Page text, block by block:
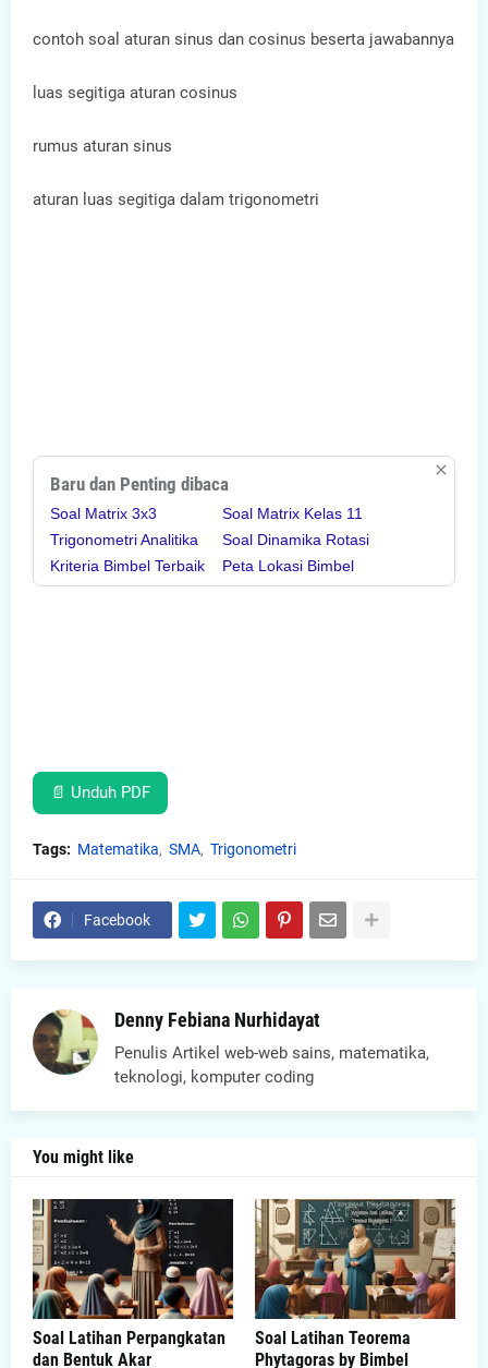
contoh soal aturan sinus dan cosinus beserta jawabannya
luas segitiga aturan cosinus
rumus aturan sinus
aturan luas segitiga dalam trigonometri
Baru dan Penting dibaca
Soal Matrix 3x3
Trigonometri Analitika
Kriteria Bimbel Terbaik
Soal Matrix Kelas 11
Soal Dinamika Rotasi
Peta Lokasi Bimbel
📄 Unduh PDF
Tags: Matematika SMA Trigonometri
Facebook
Denny Febiana Nurhidayat
Penulis Artikel web-web sains, matematika,
teknologi, komputer coding
You might like
Soal Latihan Perpangkatan
dan Bentuk Akar
Soal Latihan Teorema
Phytagoras by Bimbel